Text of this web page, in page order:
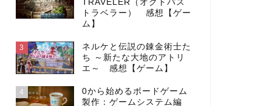
TRAVELER（オクトパス
トラベラー） 感想【ゲー
ム】
3
ネルケと伝説の錬金術士た
ち ～新たな大地のアトリ
エ～ 感想【ゲーム】
4
0から始めるボードゲーム
製作：ゲームシステム編